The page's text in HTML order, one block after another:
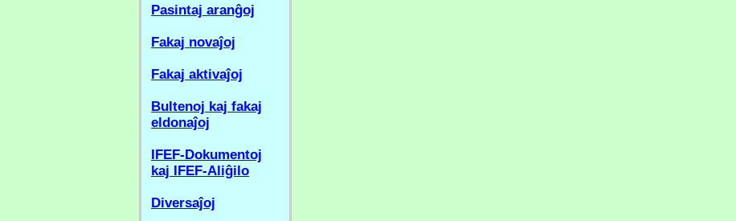
Pasintaj aranĝoj
Fakaj novaĵoj
Fakaj aktivaĵoj
Bultenoj kaj fakaj
eldonaĵoj
IFEF-Dokumentoj
kaj IFEF-Aliĝilo
Diversaĵoj